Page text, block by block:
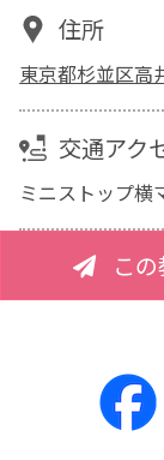
住所
東京都杉並区高
交通アク
ミニストップ横
こ